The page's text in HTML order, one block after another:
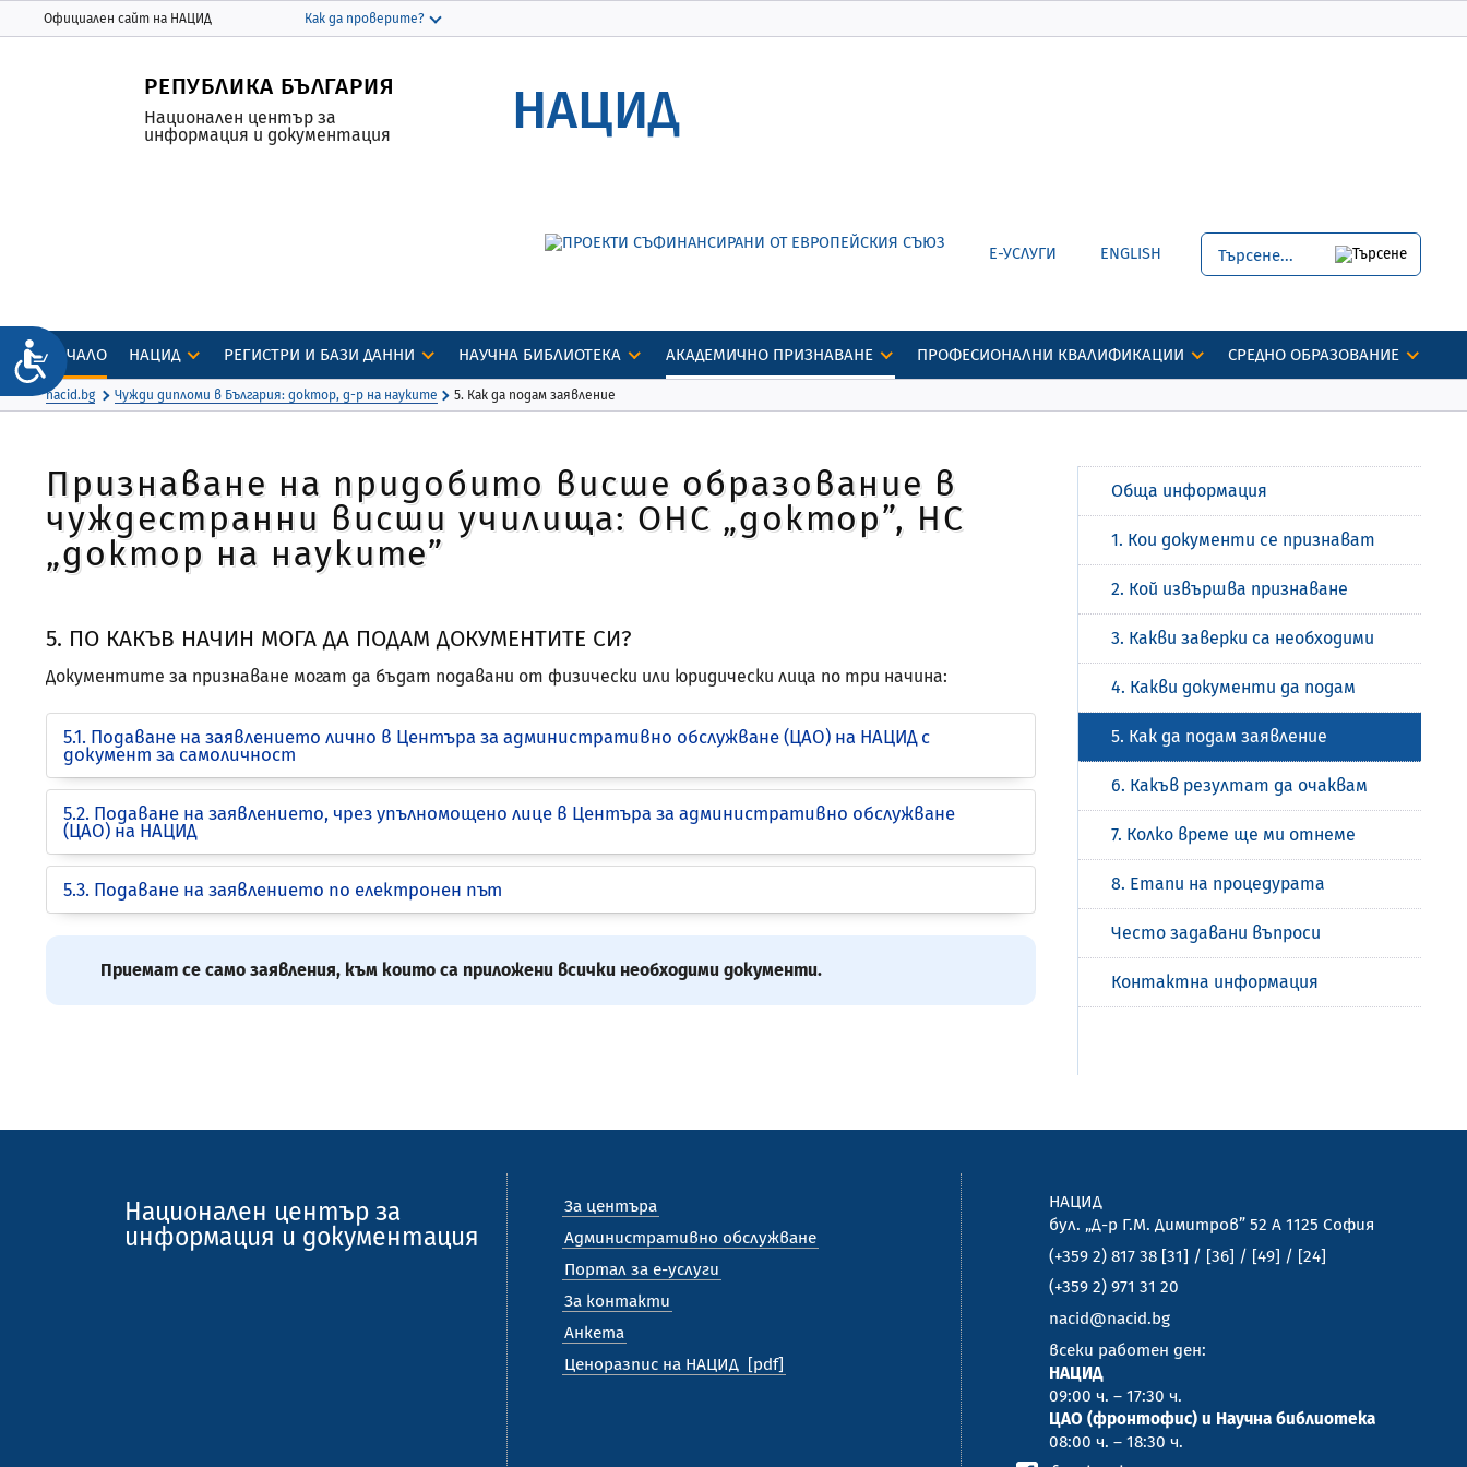
Моля,
обърнете
за
настроите
уебсайта
зрителни
увреждания,
които
четец;
Натиснете
отворите
Достъпност
THIS SITE IN ENGLISH
Официален сайт на НАЦИД Как да проверите?
Домейнът nacid.bg принадлежи на
Националния център за информация и
документация.
се свързали безопасно с уебсайта nacid.bg
Споделяйте чувствителна информация само
РЕПУБЛИКА БЪЛГАРИЯ
Национален център за
информация и документация
НАЦИД
Е-УСЛУГИ ENGLISH
НАЧАЛО НАЦИД РЕГИСТРИ И БАЗИ ДАННИ НАУЧНА БИБЛИОТЕКА АКАДЕМИЧНО ПРИЗНАВАНЕ ПРОФЕСИОНАЛНИ КВАЛИФИКАЦИИ СРЕДНО ОБРАЗОВАНИЕ
nacid.bg Чужди дипломи в България: доктор, д-р на науките 5. Как да подам заявление
Признаване на придобито висше образование в
чуждестранни висши училища: ОНС „доктор”, НС
„доктор на науките”
5. ПО КАКЪВ НАЧИН МОГА ДА ПОДАМ ДОКУМЕНТИТЕ СИ?
Документите за признаване могат да бъдат подавани от физически или юридически лица по три начина:
5.1. Подаване на заявлението лично в Центъра за административно обслужване (ЦАО) на НАЦИД с
документ за самоличност
5.2. Подаване на заявлението, чрез упълномощено лице в Центъра за административно обслужване
(ЦАО) на НАЦИД
5.3. Подаване на заявлението по електронен път
Приемат се само заявления, към които са приложени всички необходими документи.
Обща информация
1. Кои документи се признават
2. Кой извършва признаване
3. Какви заверки са необходими
4. Какви документи да подам
5. Как да подам заявление
6. Какъв резултат да очаквам
7. Колко време ще ми отнеме
8. Етапи на процедурата
Често задавани въпроси
Контактна информация
Национален център за
информация и документация
За центъра
Административно обслужване
Портал за е-услуги
За контакти
Анкета
Ценоразпис на НАЦИД
НАЦИД
бул. „Д-р Г.М. Димитров” 52 А 1125 София
(+359 2) 817 38 [31] / [36] / [49] / [24]
(+359 2) 971 31 20
nacid@nacid.bg
всеки работен ден:
НАЦИД
09:00 ч. – 17:30 ч.
ЦАО (фронтофис) и Научна библиотека
08:00 ч. – 18:30 ч.